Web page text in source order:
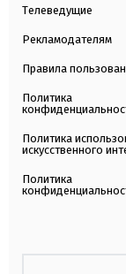
Телеведущие
Рекламодателям
Правила
Политика
Политика
искусственного
Политика